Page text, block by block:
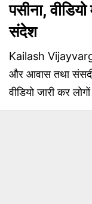
पसीना,
संदेश
Kailash
और आवास तथा
वीडियो जारी कर